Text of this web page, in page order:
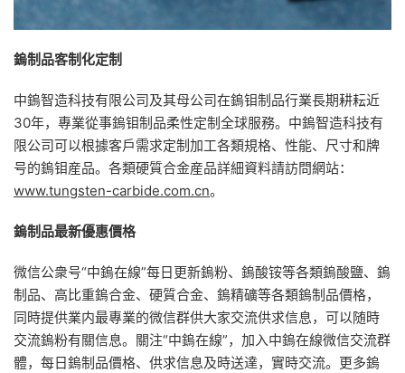
鎢制品客制化定制
中鎢智造科技有限公司及其母公司在鎢钼制品行業長期耕耘近
30年，專業從事鎢钼制品柔性定制全球服務。中鎢智造科技有
限公司可以根據客戶需求定制加工各類規格、性能、尺寸和牌
号的鎢钼産品。各類硬質合金産品詳細資料請訪問網站：
www.tungsten-carbide.com.cn。
鎢制品最新優惠價格
微信公衆号“中鎢在線”每日更新鎢粉、鎢酸铵等各類鎢酸鹽、鎢
制品、高比重鎢合金、硬質合金、鎢精礦等各類鎢制品價格，
同時提供業内最專業的微信群供大家交流供求信息，可以随時
交流鎢粉有關信息。關注“中鎢在線”，加入中鎢在線微信交流群
體，每日鎢制品價格、供求信息及時送達，實時交流。更多鎢